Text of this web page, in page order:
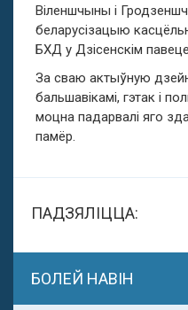
Віленшчыны і
беларусізацыю
БХД у Дзісенскім
За сваю актыўную
бальшавікамі, гэтак і
моцна падарвалі яго
памёр.
ПАДЗЯЛІЦЦА:
БОЛЕЙ НАВІН